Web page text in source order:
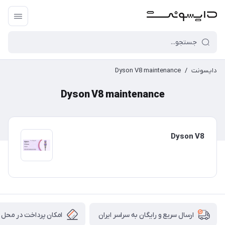
دایسونت /
Dyson V8 maintenance
Dyson V8 maintenance
Dyson V8
ارسال سریع و رایگان به سراسر ایران امکان پرداخت در محل